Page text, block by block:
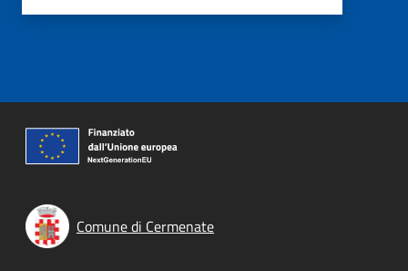
Comune di Cermenate